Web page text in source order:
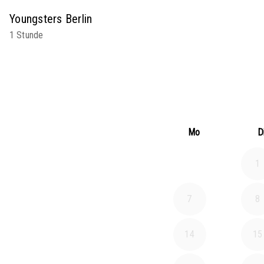
Youngsters Berlin
1 Stunde
Mo
1
7 8
14 15